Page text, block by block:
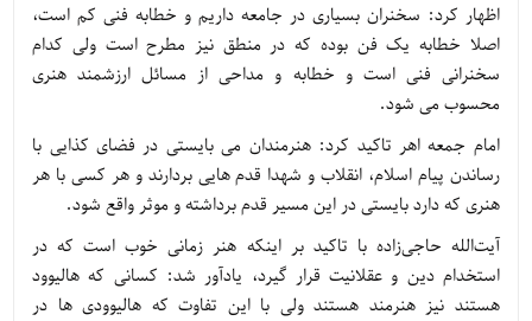
اظهار کرد: سخنران بسیاری در جامعه داریم و خطابه فنی کم است،
اصلا خطابه یک فن بوده که در منطق نیز مطرح است ولی کدام
سخنرانی فنی است و خطابه و مداحی از مسائل ارزشمند هنری
محسوب می شود.
امام جمعه اهر تاکید کرد: هنرمندان می بایستی در فضای کذایی با
رساندن پیام اسلام، انقلاب و شهدا قدم هایی بردارند و هر کسی با هر
هنری که دارد بایستی در این مسیر قدم برداشته و موثر واقع شود.
آیت‌الله حاجی‌زاده با تاکید بر اینکه هنر زمانی خوب است که در
استخدام دین و عقلانیت قرار گیرد، یادآور شد: کسانی که هالیوود
هستند نیز هنرمند هستند ولی با این تفاوت که هالیوودی ها در